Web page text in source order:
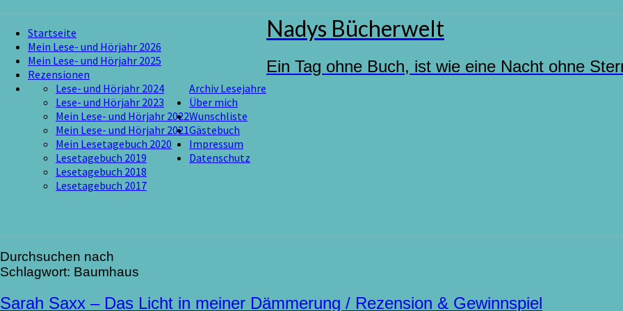
content
Startseite
Mein Lese- und Hörjahr 2026
Mein Lese- und Hörjahr 2025
Rezensionen
Archiv Lesejahre
Lese- und Hörjahr 2024
Lese- und Hörjahr 2023
Mein Lese- und Hörjahr 2022
Mein Lese- und Hörjahr 2021
Mein Lesetagebuch 2020
Lesetagebuch 2019
Lesetagebuch 2018
Lesetagebuch 2017
Über mich
Wunschliste
Gästebuch
Impressum
Datenschutz
Nadys Bücherwelt
Ein Tag ohne Buch, ist wie eine Nacht ohne
Durchsuchen nach
Schlagwort: Baumhaus
Sarah
Sarah Saxx – Das Licht in meiner Dämmerung / Rezension & Gewinnspiel